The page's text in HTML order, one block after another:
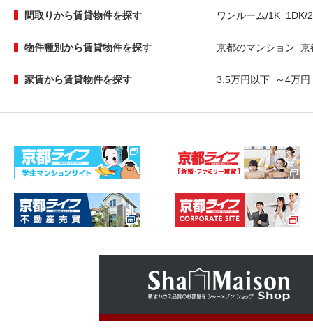
間取りから賃貸物件を探す ワンルーム/1K 1DK/
物件種別から賃貸物件を探す 京都のマンション 京
家賃から賃貸物件を探す 3.5万円以下 ～4万円